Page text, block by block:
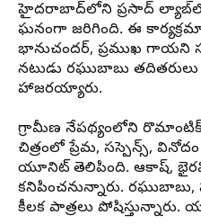
హైదరాబాద్‌లోని ప్రసాద్
ఘనంగా జరిగింది. ఈ
భానుచందర్, ప్రముఖ గాయని
నటుడు రఘుబాబు
హాజరయ్యారు.
గ్రామీణ నేపథ్యంలోని రొమాంటిక్
చిత్రంలో ప్రేమ, సస్పెన్స్,
యూనిట్ తెలిపింది. ఆకాష్,
కనిపించనున్నారు. రఘుబాబు,
కీలక పాత్రలు పోషిస్తున్నారు.